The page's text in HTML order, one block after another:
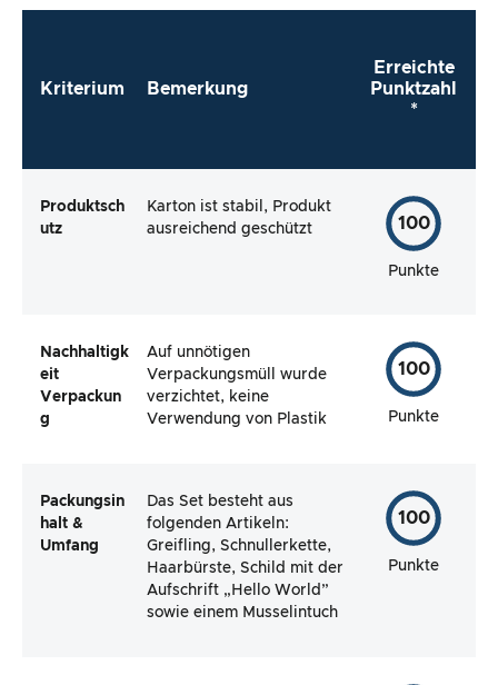
direkt zu verwenden?
Kriterium Bemerkung
Erreichte
Punktzahl
*
Produktsch
utz
Karton ist stabil, Produkt
ausreichend geschützt
100
Punkte
Nachhaltigk
eit
Verpackun
g
Auf unnötigen
Verpackungsmüll wurde
verzichtet, keine
Verwendung von Plastik
100
Punkte
Packungsin
halt &
Umfang
Das Set besteht aus
folgenden Artikeln:
Greifling, Schnullerkette,
Haarbürste, Schild mit der
Aufschrift „Hello World”
sowie einem Musselintuch
100
Punkte